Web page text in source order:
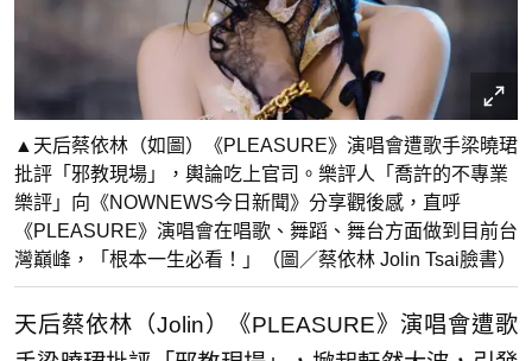
▲天后蔡依林（如圖）《PLEASURE》演唱會遭歌手梁曉珺
批評「邪教現場」，輿論吃上官司。樂評人「喬許的不專業
樂評」向《NOWNEWS今日新聞》分享觀後感，直呼
《PLEASURE》演唱會在唱歌、舞蹈、舞台方面做到目前台
灣巔峰，「根本一生必看！」（圖／蔡依林 Jolin Tsai臉書）
天后蔡依林（Jolin）《PLEASURE》演唱會遭歌